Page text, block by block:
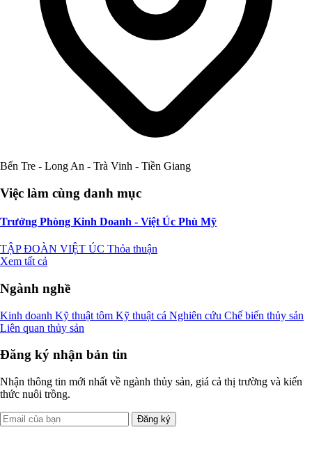
Bến Tre - Long An - Trà Vinh - Tiền Giang
Việc làm cùng danh mục
Trưởng Phòng Kinh Doanh - Việt Úc Phù Mỹ
TẬP ĐOÀN VIỆT ÚC Thỏa thuận
Xem tất cả
Ngành nghề
Kinh doanh Kỹ thuật tôm Kỹ thuật cá Nghiên cứu Chế biến thủy sản
Liên quan thủy sản
Đăng ký nhận bản tin
Nhận thông tin mới nhất về ngành thủy sản, giá cả thị trường và kiến
thức nuôi trồng.
Đăng ký